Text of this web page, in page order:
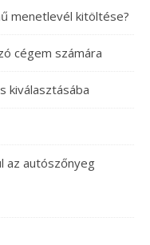
menetlevél kitöltése?
cégem számára
kiválasztásába
az autószőnyeg